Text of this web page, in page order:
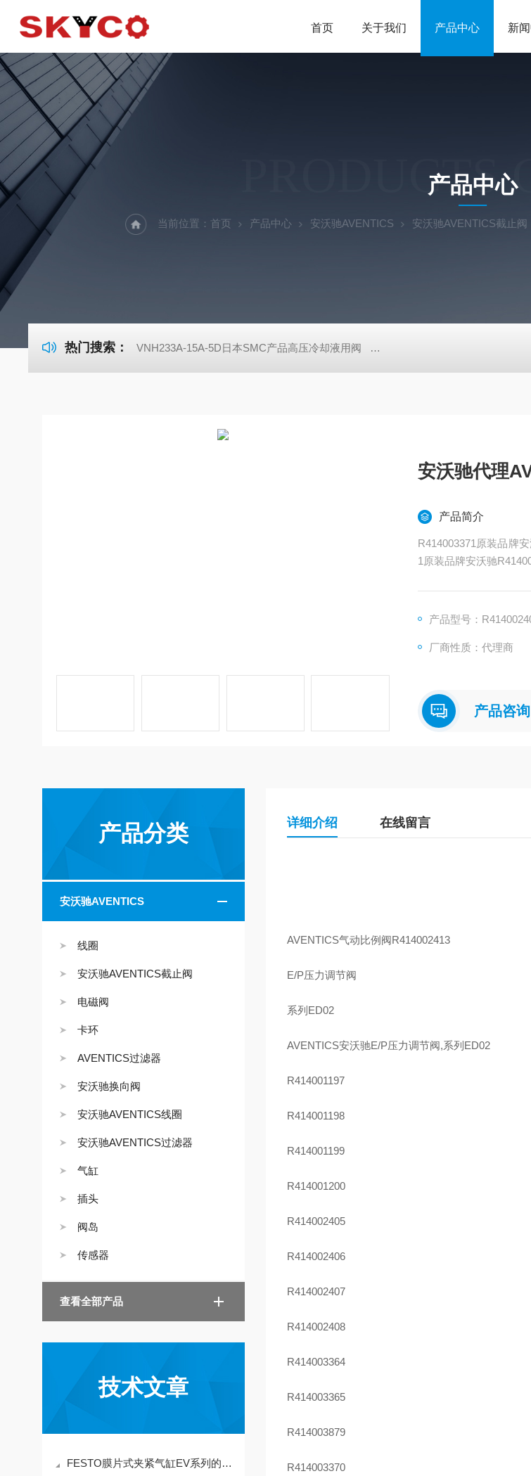
首页 关于我们 产品中心 新
PRODUCTS
产品中心
当前位置： 首页 产品中心 安沃驰AVENTICS 安沃驰AVENTICS截止阀
热门搜索： VNH233A-15A-5D日本SMC产品高压冷却液用阀 MVSD-180-4E1-AC220V代理金
安沃驰代理
产品简介
R414003371原装品牌
1原装品牌安沃驰
产品型号：
厂商性质：代理商
产品咨询
产品分类
安沃驰AVENTICS
线圈
安沃驰AVENTICS截止阀
电磁阀
卡环
AVENTICS过滤器
安沃驰换向阀
安沃驰AVENTICS线圈
安沃驰AVENTICS过滤器
气缸
插头
阀岛
传感器
查看全部产品
技术文章
FESTO膜片式夹紧气缸EV系列的技术参数
详细介绍 在线留言
AVENTICS气动比例阀R414002413
E/P压力调节阀
系列ED02
AVENTICS安沃驰E/P压力调节阀,系列ED02
R414001197
R414001198
R414001199
R414001200
R414002405
R414002406
R414002407
R414002408
R414003364
R414003365
R414003879
R414003370